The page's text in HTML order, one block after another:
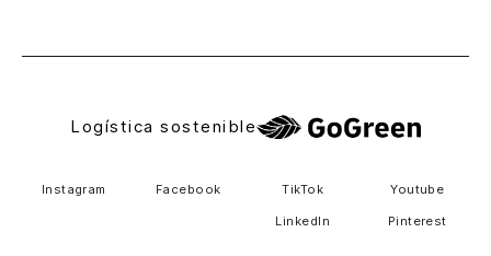
Logística sostenible
Instagram Facebook TikTok Youtube
LinkedIn Pinterest